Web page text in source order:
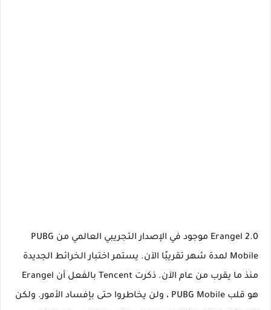
Erangel 2.0 موجود في الإصدار التجريبي العالمي من PUBG
Mobile لمدة شهر تقريبًا الآن. يستمر اختبار الخرائط الجديدة
منذ ما يقرب من عام الآن. ذكرت Tencent بالفعل أن Erangel
هو قلب PUBG Mobile ، ولن يخاطروا حتى بإفساد الأمور. ولكن